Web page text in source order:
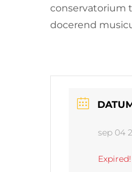
conservatorium
docerend
sep 04
Expired!